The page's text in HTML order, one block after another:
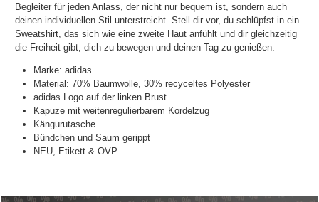
Begleiter für jeden Anlass, der nicht nur bequem ist, sondern auch
deinen individuellen Stil unterstreicht. Stell dir vor, du schlüpfst in ein
Sweatshirt, das sich wie eine zweite Haut anfühlt und dir gleichzeitig
die Freiheit gibt, dich zu bewegen und deinen Tag zu genießen.
Marke: adidas
Material: 70% Baumwolle, 30% recyceltes Polyester
adidas Logo auf der linken Brust
Kapuze mit weitenregulierbarem Kordelzug
Kängurutasche
Bündchen und Saum gerippt
NEU, Etikett & OVP